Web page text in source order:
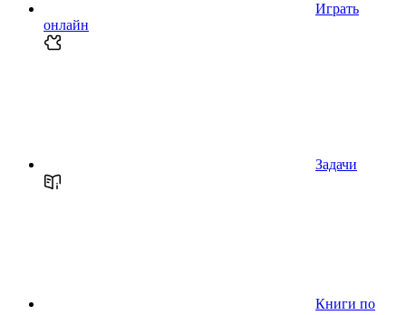
Играть
онлайн
Задачи
Книги по